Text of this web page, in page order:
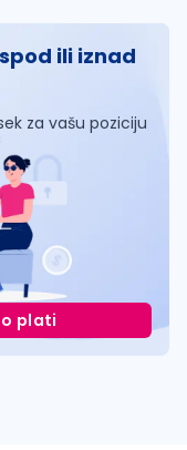
ili iznad
za vašu poziciju
plati